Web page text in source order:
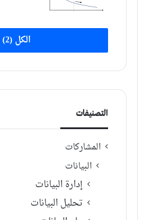
الكل (2)
التصنيفات
المشاركات
البيانات
إدارة البيانات
تحليل البيانات